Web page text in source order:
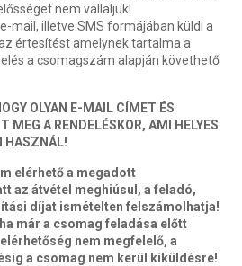
nem vállaljuk!
mail, illetve SMS formájában küldi a
értesítést amelynek tartalma a
a csomagszám alapján követhető
OLYAN E-MAIL CÍMET ÉS
MEG A RENDELÉSKOR, AMI HELYES
HASZNÁL!
elérhető a megadott
az átvétel meghiúsul, a feladó,
díjat ismételten felszámolhatja!
már a csomag feladása előtt
nem megfelelő, a
a csomag nem kerül kiküldésre!